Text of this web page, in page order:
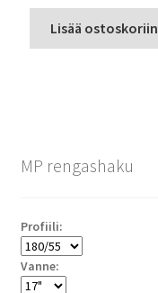
Lisää ostoskoriin
MP rengashaku
Profiili:
Vanne: